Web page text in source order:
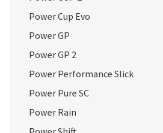
Power Cup Evo
Power GP
Power GP 2
Power Performance Slick
Power Pure SC
Power Rain